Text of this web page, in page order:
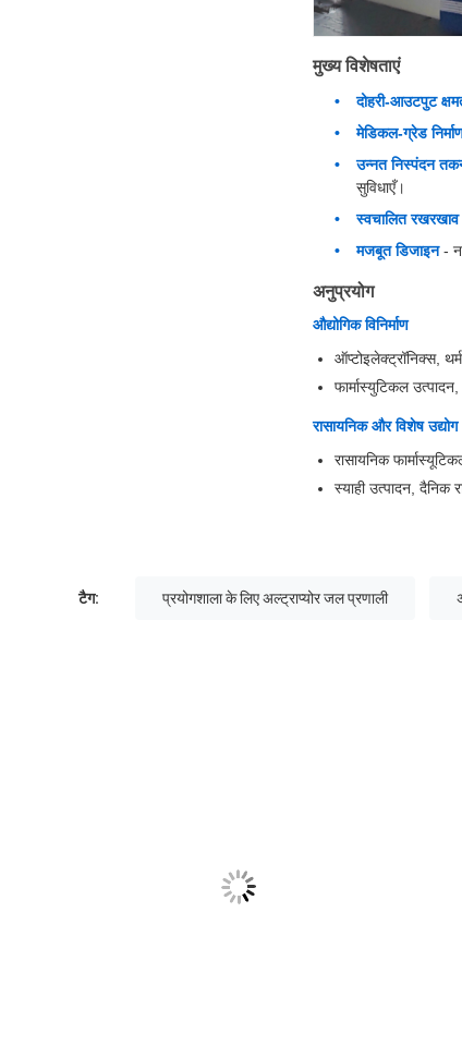
मुख्य विशेषताएं
दोहरी-आउटपुट
मेडिकल-ग्रेड
उन्नत निस्पंदन
सुविधाएँ।
स्वचालित रखरखाव
मजबूत डिजाइन-
अनुप्रयोग
औद्योगिक विनिर्माण
ऑप्टोइलेक्ट्रॉनिक्स,
फार्मास्युटिकल
रासायनिक और विशेष उद्योग
रासायनिक
स्याही उत्पादन, दैनिक
टैग: प्रयोगशाला के लिए अल्ट्राप्योर जल प्रणाली